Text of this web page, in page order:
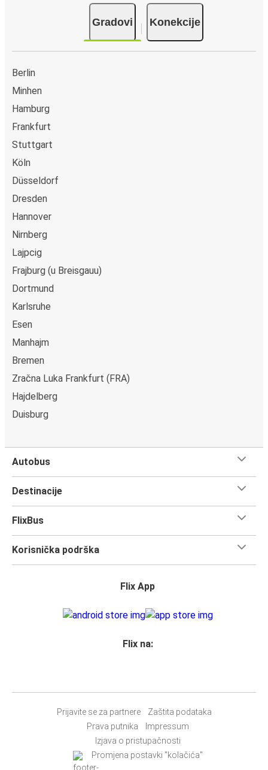
Gradovi Konekcije
Berlin
Minhen
Hamburg
Frankfurt
Stuttgart
Köln
Düsseldorf
Dresden
Hannover
Nirnberg
Lajpcig
Frajburg (u Breisgauu)
Dortmund
Karlsruhe
Esen
Manhajm
Bremen
Zračna Luka Frankfurt (FRA)
Hajdelberg
Duisburg
Autobus
Destinacije
FlixBus
Korisnička podrška
Flix App
Flix na:
Prijavite se za partnere
Zaštita podataka
Prava putnika
Impressum
Izjava o pristupačnosti
Promjena postavki "kolačića"